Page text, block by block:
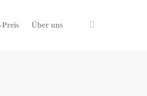
Über uns